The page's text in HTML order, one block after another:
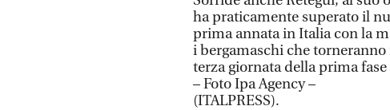
ha praticamente superato il
prima annata in Italia con la
i bergamaschi che
terza giornata della prima
– Foto Ipa Agency –
(ITALPRESS).